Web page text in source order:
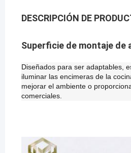
DESCRIPCIÓN DE
Superficie de montaje de
Diseñados para ser adaptables,
iluminar las encimeras de la
mejorar el ambiente o
comerciales.